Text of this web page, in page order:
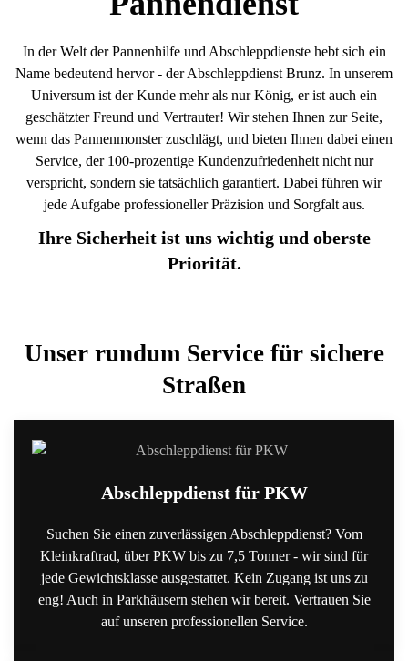
In der Welt der Pannenhilfe und Abschleppdienste hebt sich ein
Name bedeutend hervor - der Abschleppdienst Brunz. In unserem
Universum ist der Kunde mehr als nur König, er ist auch ein
geschätzter Freund und Vertrauter! Wir stehen Ihnen zur Seite,
wenn das Pannenmonster zuschlägt, und bieten Ihnen dabei einen
Service, der 100-prozentige Kundenzufriedenheit nicht nur
verspricht, sondern sie tatsächlich garantiert. Dabei führen wir
jede Aufgabe professioneller Präzision und Sorgfalt aus.
Ihre Sicherheit ist uns wichtig und oberste
Priorität.
Unser rundum Service für sichere
Straßen
Abschleppdienst für PKW
Suchen Sie einen zuverlässigen Abschleppdienst? Vom
Kleinkraftrad, über PKW bis zu 7,5 Tonner - wir sind für
jede Gewichtsklasse ausgestattet. Kein Zugang ist uns zu
eng! Auch in Parkhäusern stehen wir bereit. Vertrauen Sie
auf unseren professionellen Service.